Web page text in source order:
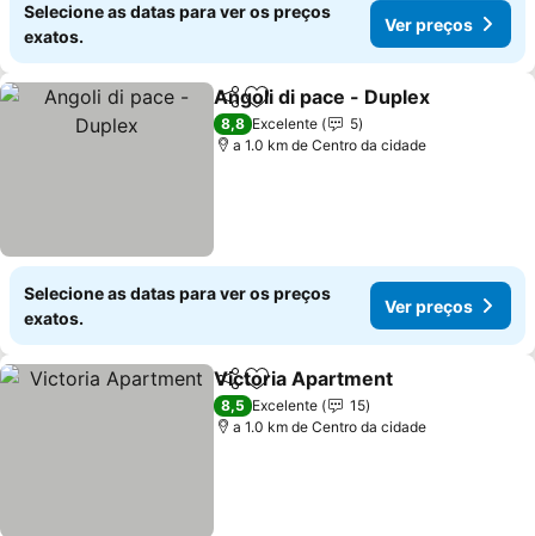
Selecione as datas para ver os preços
exatos.
Ver preços
PartilharAdicionar aos favoritos
Angoli di pace - Duplex
8,8 Excelente
5
a 1.0 km de Centro da cidade
Selecione as datas para ver os preços
exatos.
Ver preços
PartilharAdicionar aos favoritos
Victoria Apartment
8,5 Excelente
15
a 1.0 km de Centro da cidade